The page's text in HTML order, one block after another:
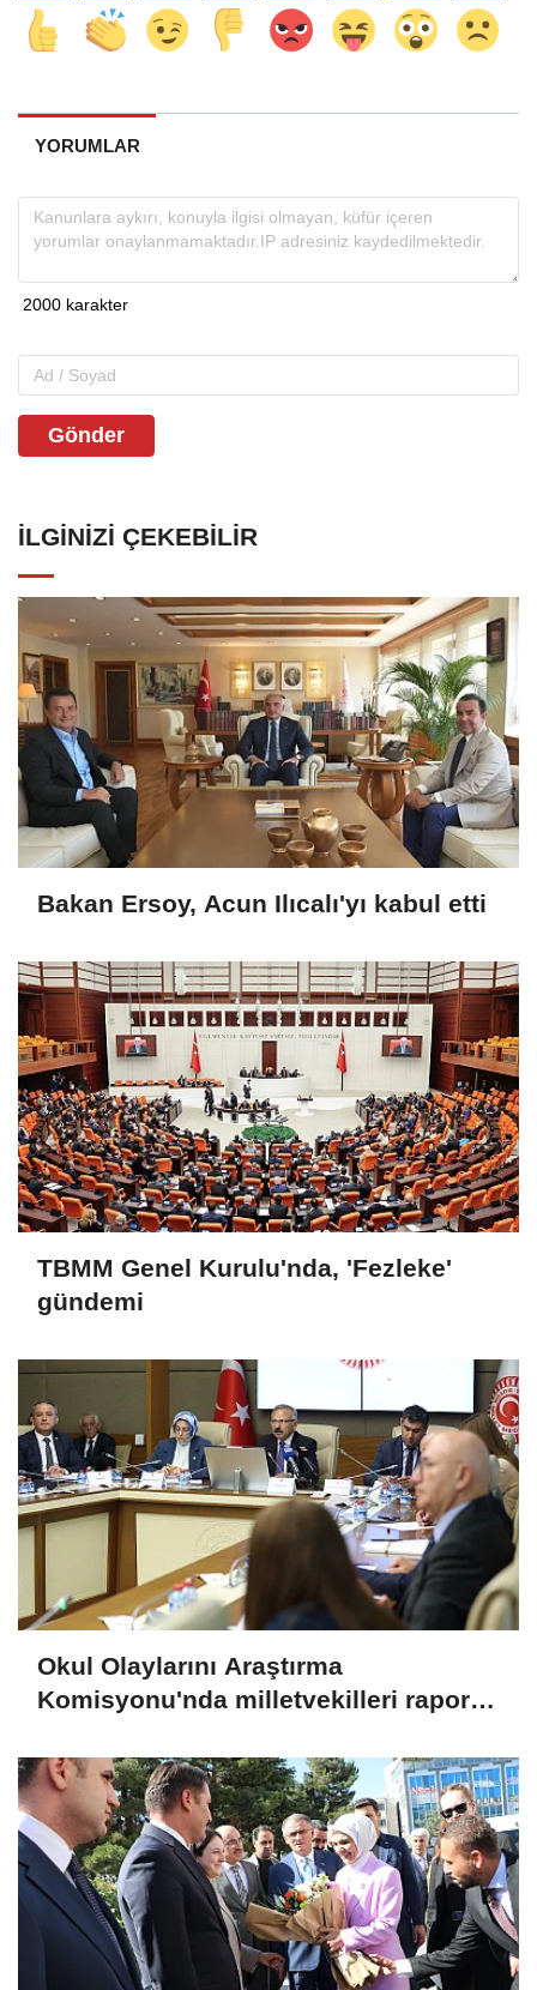
YORUMLAR
Gönder
İLGINIZI ÇEKEBILIR
Bakan Ersoy, Acun Ilıcalı'yı kabul etti
TBMM Genel Kurulu'nda, 'Fezleke'
gündemi
Okul Olaylarını Araştırma
Komisyonu'nda milletvekilleri rapora